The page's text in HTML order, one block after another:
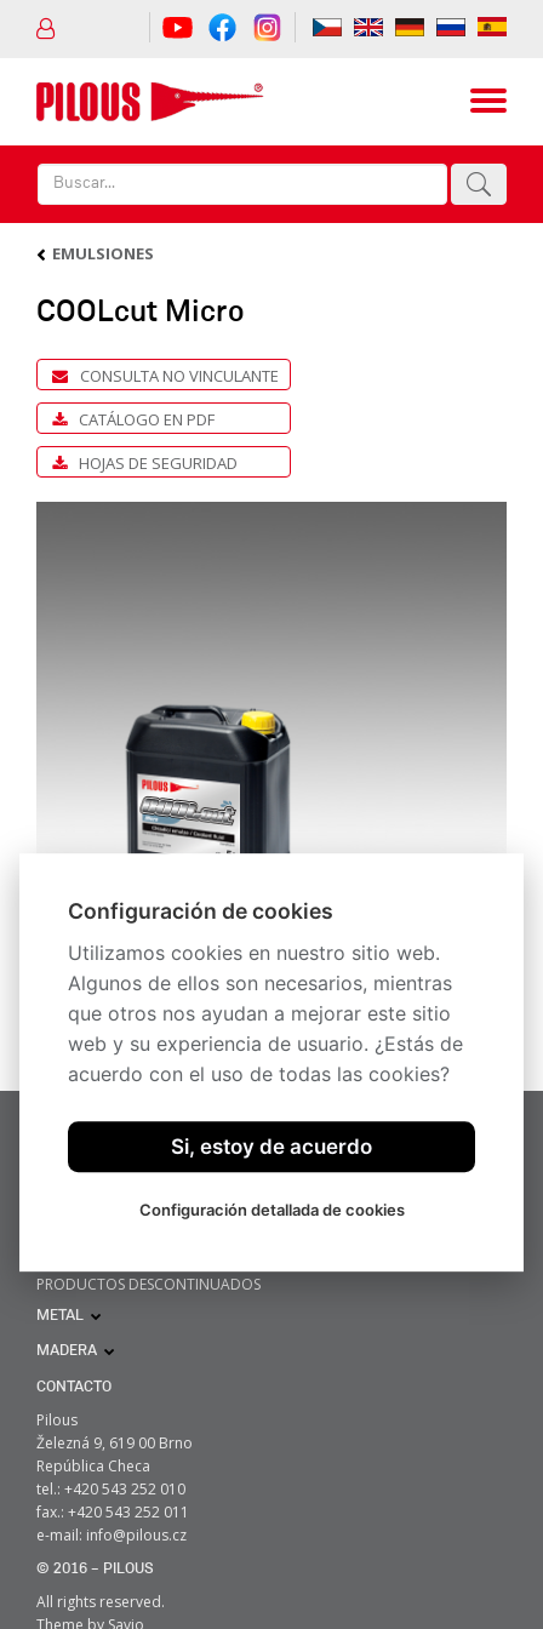
EMULSIONES
COOLcut Micro
CONSULTA NO VINCULANTE
CATÁLOGO EN PDF
HOJAS DE SEGURIDAD
Descripción
METAL
PRODUCTOS DESCONTINUADOS
METAL
MADERA
CONTACTO
Pilous
Železná 9, 619 00 Brno
República Checa
tel.: +420 543 252 010
fax.: +420 543 252 011
e-mail: info@pilous.cz
© 2016 – PILOUS
All rights reserved.
Theme by Savio
Configuración de cookies
Utilizamos cookies en nuestro sitio web.
Algunos de ellos son necesarios, mientras
que otros nos ayudan a mejorar este sitio
web y su experiencia de usuario. ¿Estás de
acuerdo con el uso de todas las cookies?
Si, estoy de acuerdo
Configuración detallada de cookies